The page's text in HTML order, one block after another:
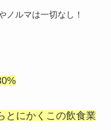
ノルマは一切なし！
とにかくこの飲食業